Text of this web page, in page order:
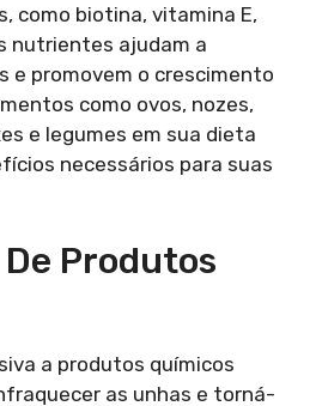
como biotina, vitamina E,
nutrientes ajudam a
e promovem o crescimento
como ovos, nozes,
e legumes em sua dieta
necessários para suas
Produtos
a produtos químicos
as unhas e torná-